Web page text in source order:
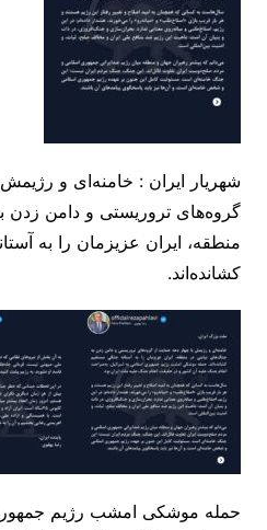
شهریار ایران : خامنه‌ای و
گروه‌های تروریستی و دامن زدن
منطقه، ایران عزیزمان را به
کشانده‌اند.
حمله موشکی امشب رژیم